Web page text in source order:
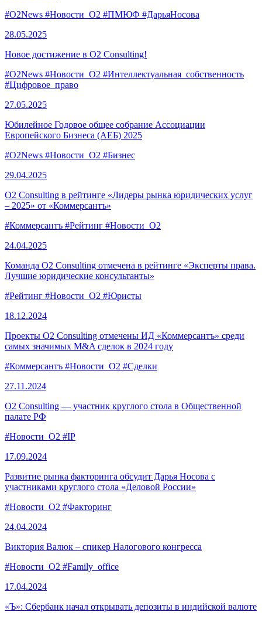
#O2News #Новости_O2 #ПМЮФ #ДарьяНосова
28.05.2025
Новое достижение в O2 Consulting!
#O2News #Новости_O2 #Интеллектуальная_собственность
#Цифровое_право
27.05.2025
Юбилейное Годовое общее собрание Ассоциации
Европейского Бизнеса (АЕБ) 2025
#O2News #Новости_O2 #Бизнес
29.04.2025
O2 Consulting в рейтинге «Лидеры рынка юридических услуг
– 2025» от «Коммерсантъ»
#Коммерсантъ #Рейтинг #Новости_O2
24.04.2025
Команда O2 Consulting отмечена в рейтинге «Эксперты права.
Лучшие юридические консультанты»
#Рейтинг #Новости_O2 #Юристы
18.12.2024
Проекты O2 Consulting отмечены ИД «Коммерсантъ» среди
самых значимых M&A сделок в 2024 году
#Коммерсантъ #Новости_O2 #Сделки
27.11.2024
О2 Consulting — участник круглого стола в Общественной
палате РФ
#Новости_O2 #IP
17.09.2024
Развитие рынка факторинга обсудит Дарья Носова с
участниками круглого стола «Деловой России»
#Новости_O2 #Факторинг
24.04.2024
Виктория Валюк – спикер Налогового конгресса
#Новости_O2 #Family_office
17.04.2024
«Ъ»: Сбербанк начал открывать депозиты в индийской валюте